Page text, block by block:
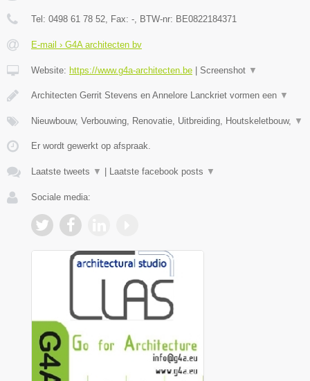
Tel: 0498 61 78 52, Fax: -, BTW-nr: BE0822184371
E-mail › G4A architecten bv
Website: https://www.g4a-architecten.be Screenshot ▼
Architecten Gerrit Stevens en Annelore Lanckriet vormen een ▼
Nieuwbouw, Verbouwing, Renovatie, Uitbreiding, Houtskeletbouw, ▼
Er wordt gewerkt op afspraak.
Laatste tweets ▼ Laatste facebook posts ▼
Sociale media: